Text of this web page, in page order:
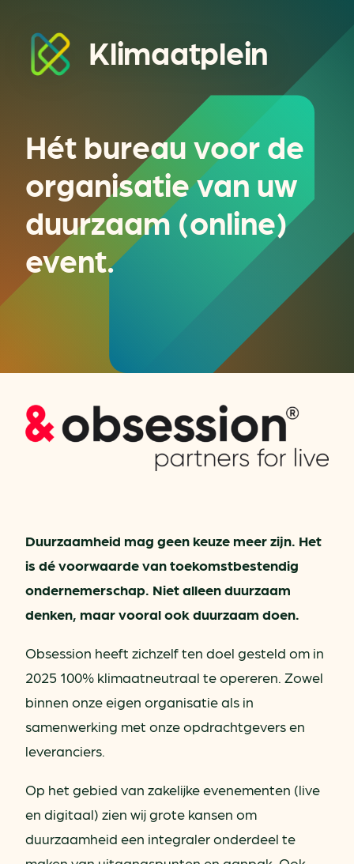
Klimaatplein
Hét bureau voor de
organisatie van uw
duurzaam (online)
event.
Duurzaamheid mag geen keuze meer zijn. Het
is dé voorwaarde van toekomstbestendig
ondernemerschap. Niet alleen duurzaam
denken, maar vooral ook duurzaam doen.
Obsession heeft zichzelf ten doel gesteld om in
2025 100% klimaatneutraal te opereren. Zowel
binnen onze eigen organisatie als in
samenwerking met onze opdrachtgevers en
leveranciers.
Op het gebied van zakelijke evenementen (live
en digitaal) zien wij grote kansen om
duurzaamheid een integraler onderdeel te